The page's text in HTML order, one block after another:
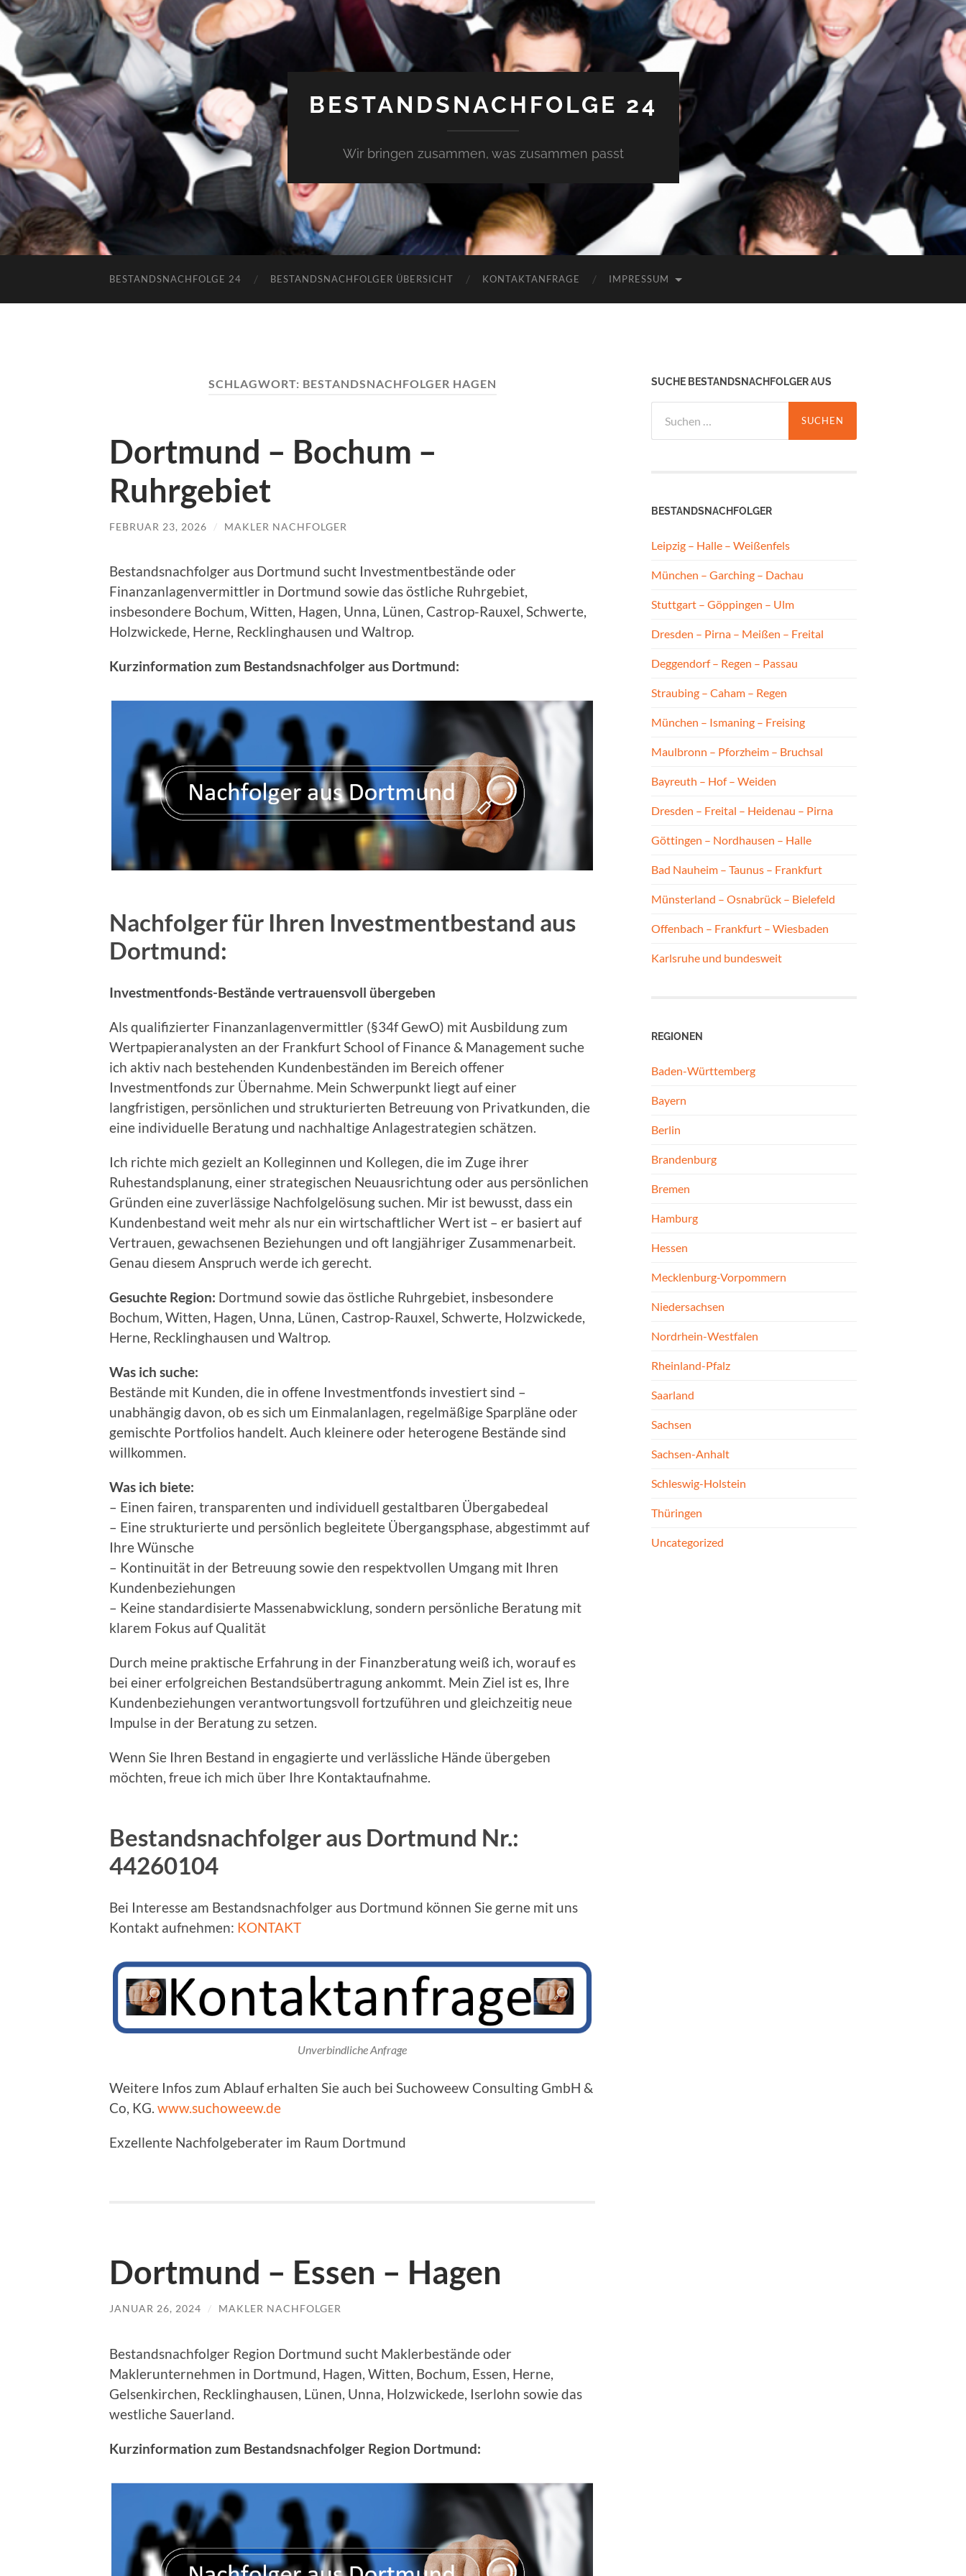
BESTANDSNACHFOLGE 24
Wir bringen zusammen, was zusammen passt
BESTANDSNACHFOLGE 24 BESTANDSNACHFOLGER ÜBERSICHT KONTAKTANFRAGE IMPRESSUM
SCHLAGWORT: BESTANDSNACHFOLGER HAGEN
Dortmund – Bochum –
Ruhrgebiet
FEBRUAR 23, 2026 / MAKLER NACHFOLGER
Bestandsnachfolger aus Dortmund sucht Investmentbestände oder
Finanzanlagenvermittler in Dortmund sowie das östliche Ruhrgebiet,
insbesondere Bochum, Witten, Hagen, Unna, Lünen, Castrop-Rauxel, Schwerte,
Holzwickede, Herne, Recklinghausen und Waltrop.
Kurzinformation zum Bestandsnachfolger aus Dortmund:
Nachfolger für Ihren Investmentbestand aus
Dortmund:
Investmentfonds-Bestände vertrauensvoll übergeben
Als qualifizierter Finanzanlagenvermittler (§34f GewO) mit Ausbildung zum
Wertpapieranalysten an der Frankfurt School of Finance & Management suche
ich aktiv nach bestehenden Kundenbeständen im Bereich offener
Investmentfonds zur Übernahme. Mein Schwerpunkt liegt auf einer
langfristigen, persönlichen und strukturierten Betreuung von Privatkunden, die
eine individuelle Beratung und nachhaltige Anlagestrategien schätzen.
Ich richte mich gezielt an Kolleginnen und Kollegen, die im Zuge ihrer
Ruhestandsplanung, einer strategischen Neuausrichtung oder aus persönlichen
Gründen eine zuverlässige Nachfolgelösung suchen. Mir ist bewusst, dass ein
Kundenbestand weit mehr als nur ein wirtschaftlicher Wert ist – er basiert auf
Vertrauen, gewachsenen Beziehungen und oft langjähriger Zusammenarbeit.
Genau diesem Anspruch werde ich gerecht.
Gesuchte Region: Dortmund sowie das östliche Ruhrgebiet, insbesondere
Bochum, Witten, Hagen, Unna, Lünen, Castrop-Rauxel, Schwerte, Holzwickede,
Herne, Recklinghausen und Waltrop.
Was ich suche:
Bestände mit Kunden, die in offene Investmentfonds investiert sind –
unabhängig davon, ob es sich um Einmalanlagen, regelmäßige Sparpläne oder
gemischte Portfolios handelt. Auch kleinere oder heterogene Bestände sind
willkommen.
Was ich biete:
– Einen fairen, transparenten und individuell gestaltbaren Übergabedeal
– Eine strukturierte und persönlich begleitete Übergangsphase, abgestimmt auf
Ihre Wünsche
– Kontinuität in der Betreuung sowie den respektvollen Umgang mit Ihren
Kundenbeziehungen
– Keine standardisierte Massenabwicklung, sondern persönliche Beratung mit
klarem Fokus auf Qualität
Durch meine praktische Erfahrung in der Finanzberatung weiß ich, worauf es
bei einer erfolgreichen Bestandsübertragung ankommt. Mein Ziel ist es, Ihre
Kundenbeziehungen verantwortungsvoll fortzuführen und gleichzeitig neue
Impulse in der Beratung zu setzen.
Wenn Sie Ihren Bestand in engagierte und verlässliche Hände übergeben
möchten, freue ich mich über Ihre Kontaktaufnahme.
Bestandsnachfolger aus Dortmund Nr.:
44260104
Bei Interesse am Bestandsnachfolger aus Dortmund können Sie gerne mit uns
Kontakt aufnehmen: KONTAKT
Unverbindliche Anfrage
Weitere Infos zum Ablauf erhalten Sie auch bei Suchoweew Consulting GmbH &
Co, KG. www.suchoweew.de
Exzellente Nachfolgeberater im Raum Dortmund
Dortmund – Essen – Hagen
JANUAR 26, 2024 / MAKLER NACHFOLGER
Bestandsnachfolger Region Dortmund sucht Maklerbestände oder
Maklerunternehmen in Dortmund, Hagen, Witten, Bochum, Essen, Herne,
Gelsenkirchen, Recklinghausen, Lünen, Unna, Holzwickede, Iserlohn sowie das
westliche Sauerland.
Kurzinformation zum Bestandsnachfolger Region Dortmund:
SUCHE BESTANDSNACHFOLGER AUS
nach:
BESTANDSNACHFOLGER
Leipzig – Halle – Weißenfels
München – Garching – Dachau
Stuttgart – Göppingen – Ulm
Dresden – Pirna – Meißen – Freital
Deggendorf – Regen – Passau
Straubing – Caham – Regen
München – Ismaning – Freising
Maulbronn – Pforzheim – Bruchsal
Bayreuth – Hof – Weiden
Dresden – Freital – Heidenau – Pirna
Göttingen – Nordhausen – Halle
Bad Nauheim – Taunus – Frankfurt
Münsterland – Osnabrück – Bielefeld
Offenbach – Frankfurt – Wiesbaden
Karlsruhe und bundesweit
REGIONEN
Baden-Württemberg
Bayern
Berlin
Brandenburg
Bremen
Hamburg
Hessen
Mecklenburg-Vorpommern
Niedersachsen
Nordrhein-Westfalen
Rheinland-Pfalz
Saarland
Sachsen
Sachsen-Anhalt
Schleswig-Holstein
Thüringen
Uncategorized